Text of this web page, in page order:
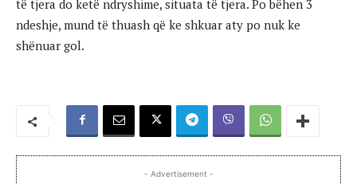
të tjera do ketë ndryshime, situata të tjera. Po bëhen 3
ndeshje, mund të thuash që ke shkuar aty po nuk ke
shënuar gol.
- Advertisement -